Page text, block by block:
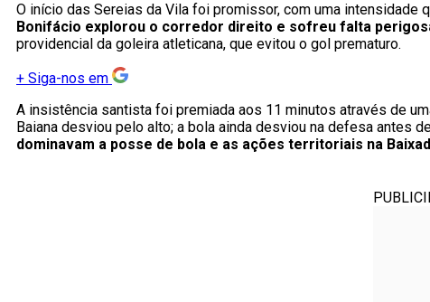
O início das Sereias da Vila foi promissor, com uma intensidade
Bonifácio explorou o corredor direito e sofreu falta
providencial da goleira atleticana, que evitou o gol prematuro.
+ Siga-nos em
A insistência santista foi premiada aos 11 minutos através de
Baiana desviou pelo alto; a bola ainda desviou na defesa antes
dominavam a posse de bola e as ações territoriais na